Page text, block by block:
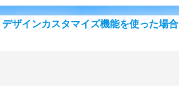
デザインカスタマイズ機能を使った場合